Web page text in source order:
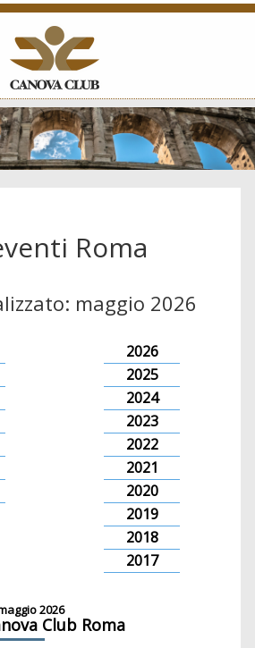
Roma
maggio 2026
2026
2025
2024
2023
2022
2021
2020
2019
2018
2017
2026
Club Roma